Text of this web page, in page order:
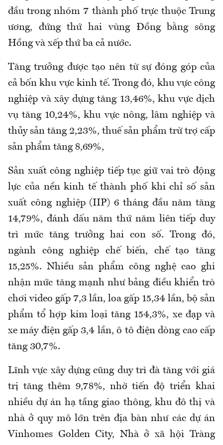
đầu trong nhóm 7 thành phố trực thuộc Trung
ương, đứng thứ hai vùng Đồng bằng sông
Hồng và xếp thứ ba cả nước.
Tăng trưởng được tạo nên từ sự đóng góp của
cả bốn khu vực kinh tế. Trong đó, khu vực công
nghiệp và xây dựng tăng 13,46%, khu vực dịch
vụ tăng 10,24%, khu vực nông, lâm nghiệp và
thủy sản tăng 2,23%, thuế sản phẩm trừ trợ cấp
sản phẩm tăng 8,69%,
Sản xuất công nghiệp tiếp tục giữ vai trò động
lực của nền kinh tế thành phố khi chỉ số sản
xuất công nghiệp (IIP) 6 tháng đầu năm tăng
14,79%, đánh dấu năm thứ năm liên tiếp duy
trì mức tăng trưởng hai con số. Trong đó,
ngành công nghiệp chế biến, chế tạo tăng
15,25%. Nhiều sản phẩm công nghệ cao ghi
nhận mức tăng mạnh như bảng điều khiển trò
chơi video gấp 7,3 lần, loa gấp 15,34 lần, bộ sản
phẩm tổ hợp kim loại tăng 154,3%, xe đạp và
xe máy điện gấp 3,4 lần, ô tô điện dòng cao cấp
tăng 30,7%.
Lĩnh vực xây dựng cũng duy trì đà tăng với giá
trị tăng thêm 9,78%, nhờ tiến độ triển khai
nhiều dự án hạ tầng giao thông, khu đô thị và
nhà ở quy mô lớn trên địa bàn như các dự án
Vinhomes Golden City, Nhà ở xã hội Tràng